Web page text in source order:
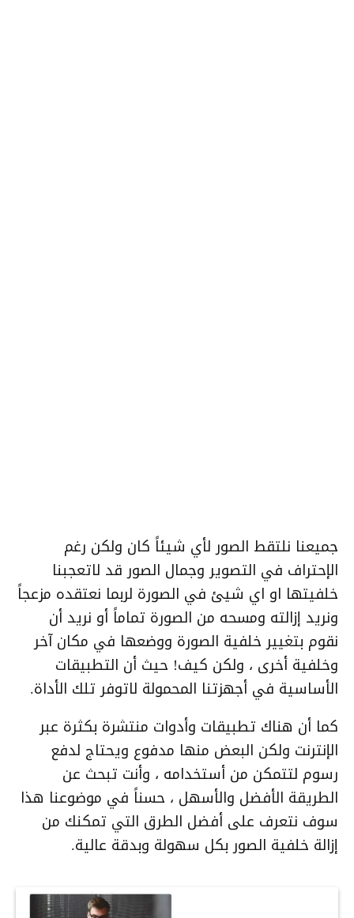
جميعنا نلتقط الصور لأي شيئاً كان ولكن رغم
الإحتراف في التصوير وجمال الصور قد لاتعجبنا
خلفيتها او اي شيئ في الصورة لربما نعتقده مزعجاً
ونريد إزالته ومسحه من الصورة تماماً أو نريد أن
نقوم بتغيير خلفية الصورة ووضعها في مكان آخر
وخلفية أخرى ، ولكن كيف! حيث أن التطبيقات
الأساسية في أجهزتنا المحمولة لاتوفر تلك الأداة.
كما أن هناك تطبيقات وأدوات منتشرة بكثرة عبر
الإنترنت ولكن البعض منها مدفوع ويحتاج لدفع
رسوم لتتمكن من أستخدامه ، وأنت تبحث عن
الطريقة الأفضل والأسهل ، حسناً في موضوعنا هذا
سوف نتعرف على أفضل الطرق التي تمكنك من
إزالة خلفية الصور بكل سهولة وبدقة عالية.